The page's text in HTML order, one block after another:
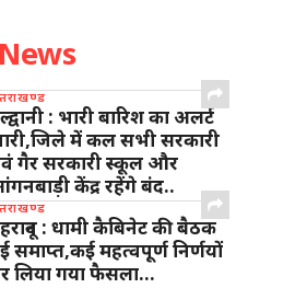
: भारी बारिश का अलर्ट
में कल सभी सरकारी
गैर सरकारी स्कूल और
केंद्र रहेंगे बंद..
: धामी कैबिनेट की बैठक
समाप्त,कई महत्वपूर्ण निर्णयों
लिया गया फैसला…